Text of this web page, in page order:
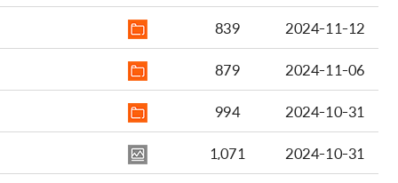
839
2024-11-12
879
2024-11-06
994
2024-10-31
1,071
2024-10-31